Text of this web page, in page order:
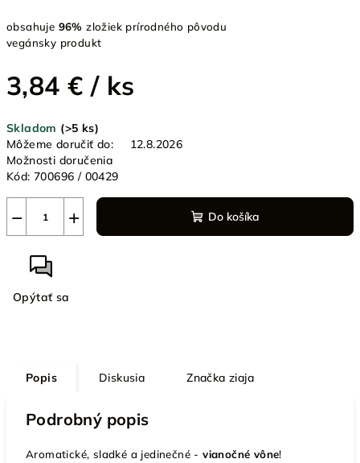
obsahuje 96% zložiek prírodného pôvodu
vegánsky produkt
3,84 € / ks
cena:
Skladom (>5 ks)
Môžeme doručiť do:
12.8.2026
Možnosti doručenia
Kód: 700696 / 00429
+
− Do košíka
Opýtať sa
Popis Diskusia Značka ziaja
Podrobný popis
Aromatické, sladké a jedinečné -vianočné vône!